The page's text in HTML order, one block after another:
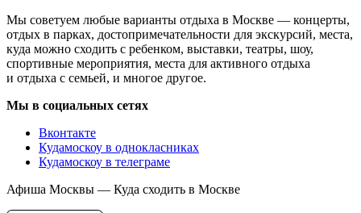
Мы советуем любые варианты отдыха в Москве — концерты,
отдых в парках, достопримечательности для экскурсий, места,
куда можно сходить с ребенком, выставки, театры, шоу,
спортивные мероприятия, места для активного отдыха
и отдыха с семьей, и многое другое.
Мы в социальных сетях
Вконтакте
Кудамоскоу в однокласниках
Кудамоскоу в телеграме
Афиша Москвы — Куда сходить в Москве